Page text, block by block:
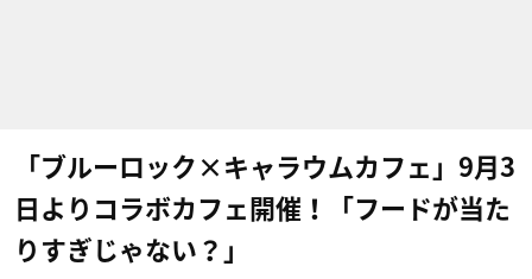
「ブルーロック×キャラウムカフェ」9月3
日よりコラボカフェ開催！「フードが当た
りすぎじゃない？」